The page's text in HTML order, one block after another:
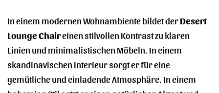
In einem modernen Wohnambiente bildet derDesert
Lounge Chaireinen stilvollen Kontrast zu klaren
Linien und minimalistischen Möbeln. In einem
skandinavischen Interieur sorgt er für eine
gemütliche und einladende Atmosphäre. In einem